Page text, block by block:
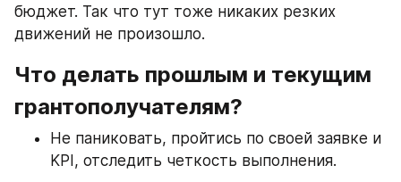
бюджет. Так что тут тоже никаких резких
движений не произошло.
Что делать прошлым и текущим
грантополучателям?
Не паниковать, пройтись по своей заявке и
KPI, отследить четкость выполнения.